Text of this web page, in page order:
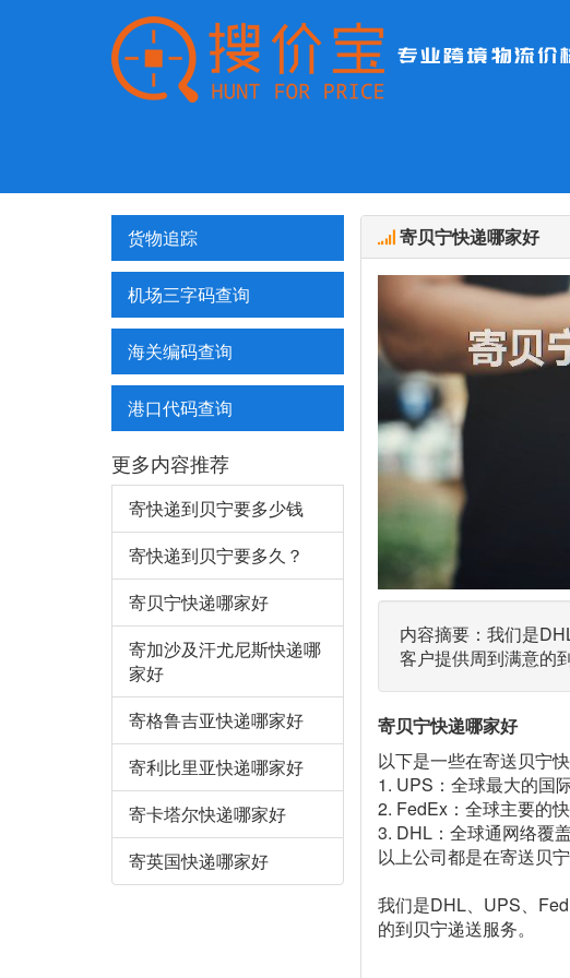
货物追踪
机场三字码查询
海关编码查询
港口代码查询
更多内容推荐
寄快递到贝宁要多少钱
寄快递到贝宁要多久？
寄贝宁快递哪家好
寄加沙及汗尤尼斯快递哪
家好
寄格鲁吉亚快递哪家好
寄利比里亚快递哪家好
寄卡塔尔快递哪家好
寄英国快递哪家好
寄贝宁快递哪家好
内容摘要：我们是
客户提供周到满意的
寄贝宁快递哪家好
以下是一些在寄送贝宁
1. UPS：全球最大的国
2. FedEx：全球主要的
3. DHL：全球通网络覆
以上公司都是在寄送贝
我们是DHL、UPS、
的到贝宁递送服务。